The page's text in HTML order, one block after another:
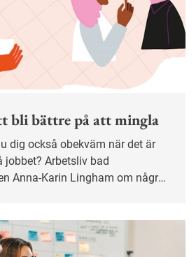
bli bättre på att mingla
jobbet? Arbetsliv bad
Anna-Karin Lingham om några